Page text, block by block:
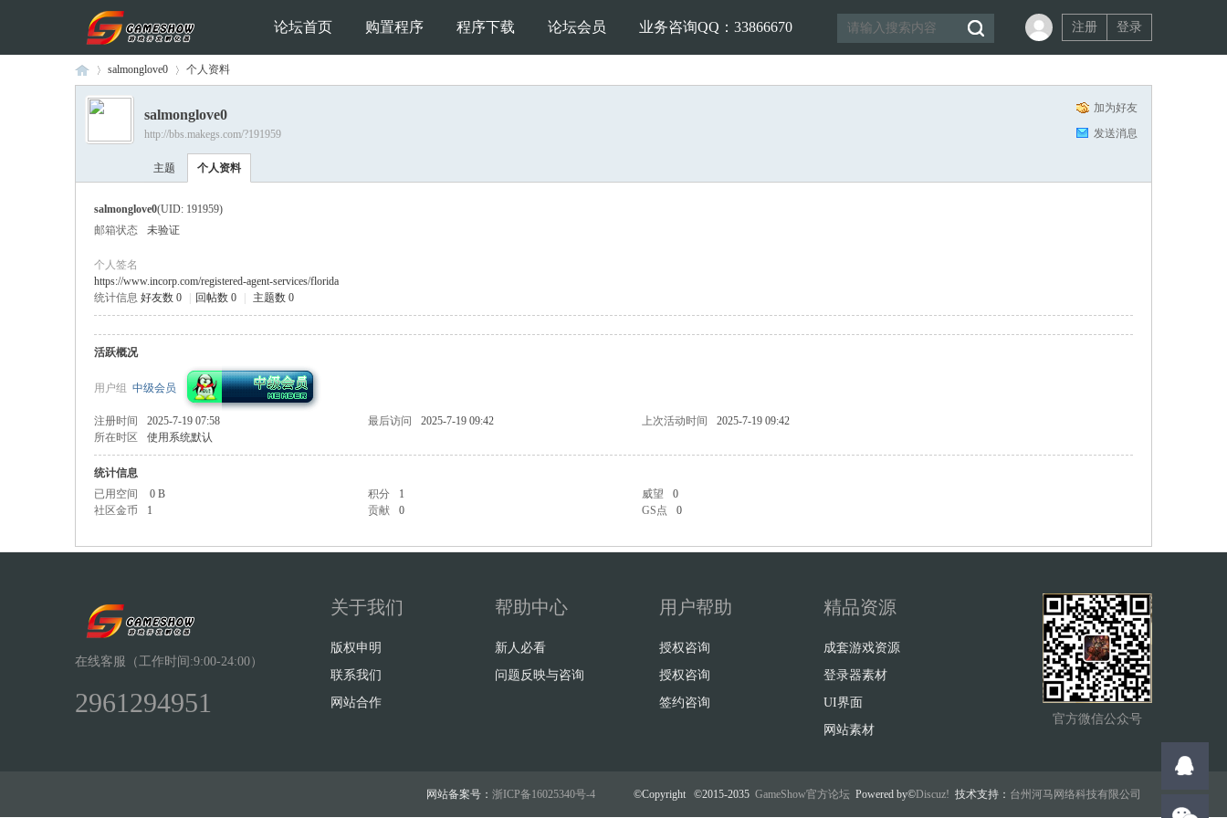
论坛首页 购置程序 程序下载 论坛会员 业务咨询QQ：33866670 注册 登录
ow
›
salmonglove0 个人资料
加为好友
发送消息
salmonglove0
http://bbs.makegs.com/?191959
主题 个人资料
salmonglove0(UID: 191959)
邮箱状态
未验证
个人签名
https://www.incorp.com/registered-agent-services/florida
统计信息 好友数 0 回帖数 0 主题数 0
活跃概况
用户组 中级会员
注册时间 2025-7-19 07:58 最后访问 2025-7-19 09:42 上次活动时间
2025-7-19 09:42
所在时区
使用系统默认
统计信息
已用空间
0 B 积分 1 威望
0
社区金币
1 贡献 0 GS点 0
在线客服（工作时间:9:00-24:00）
2961294951
关于我们
版权申明
联系我们
网站合作
帮助中心
新人必看
问题反映与咨询
用户帮助
授权咨询
授权咨询
签约咨询
精品资源
成套游戏资源
登录器素材
UI界面
网站素材
官方微信公众号
网站备案号： 浙ICP备16025340号-4 ©Copyright ©2015-2035 GameShow官方论坛 Powered by©Discuz! 技术支持： 台州河马网络科技有限公司